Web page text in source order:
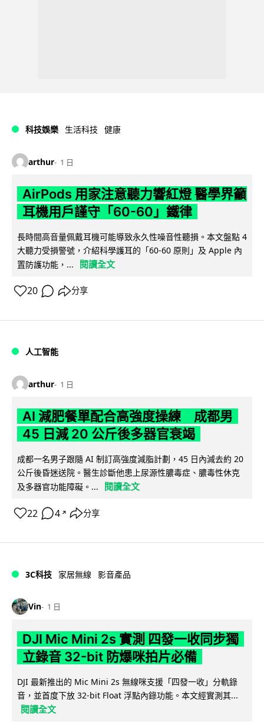
科技娛樂 生活科技 健康
arthur 1 日
AirPods 用家注意聽力響紅燈 醫學界籲
耳機用戶謹守「60-60」鐵律
長時間高音量佩戴耳機可能導致永久性噪音性聽損。本文盤點 4
大聽力受損警號，介紹科學護耳的「60-60 原則」及 Apple 內
置防護功能，...
閱讀全文
20 分享
人工智能
arthur 1 日
AI 減肥餐單配合高強度操練 成都男
45 日減 20 公斤後多器官衰竭
成都一名男子跟隨 AI 制訂高強度減脂計劃，45 日內減去約 20
公斤後昏迷送院。醫生診斷他患上尿源性膿毒症、膿毒性休克
及多器官功能障礙。...
閱讀全文
22 4 ↗ 分享
3C科技 家居無線 影音產品
Vin 1 日
DJI Mic Mini 2s 實測 四發一收同步獨
立錄音 32-bit 防爆咪拍片必備
DJI 最新推出的 Mic Mini 2s 無線咪支援「四發一收」分軌錄
音，並首度下放 32-bit Float 浮點內錄功能。本文經實測其...
閱讀全文